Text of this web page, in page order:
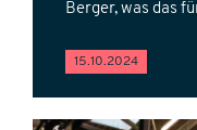
Berger, was das
15.10.2024